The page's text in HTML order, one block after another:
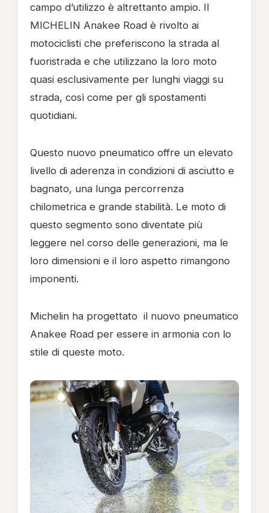
campo d’utilizzo è altrettanto ampio. Il
MICHELIN Anakee Road è rivolto ai
motociclisti che preferiscono la strada al
fuoristrada e che utilizzano la loro moto
quasi esclusivamente per lunghi viaggi su
strada, così come per gli spostamenti
quotidiani.
Questo nuovo pneumatico offre un elevato
livello di aderenza in condizioni di asciutto e
bagnato, una lunga percorrenza
chilometrica e grande stabilità. Le moto di
questo segmento sono diventate più
leggere nel corso delle generazioni, ma le
loro dimensioni e il loro aspetto rimangono
imponenti.
Michelin ha progettato il nuovo pneumatico
Anakee Road per essere in armonia con lo
stile di queste moto.